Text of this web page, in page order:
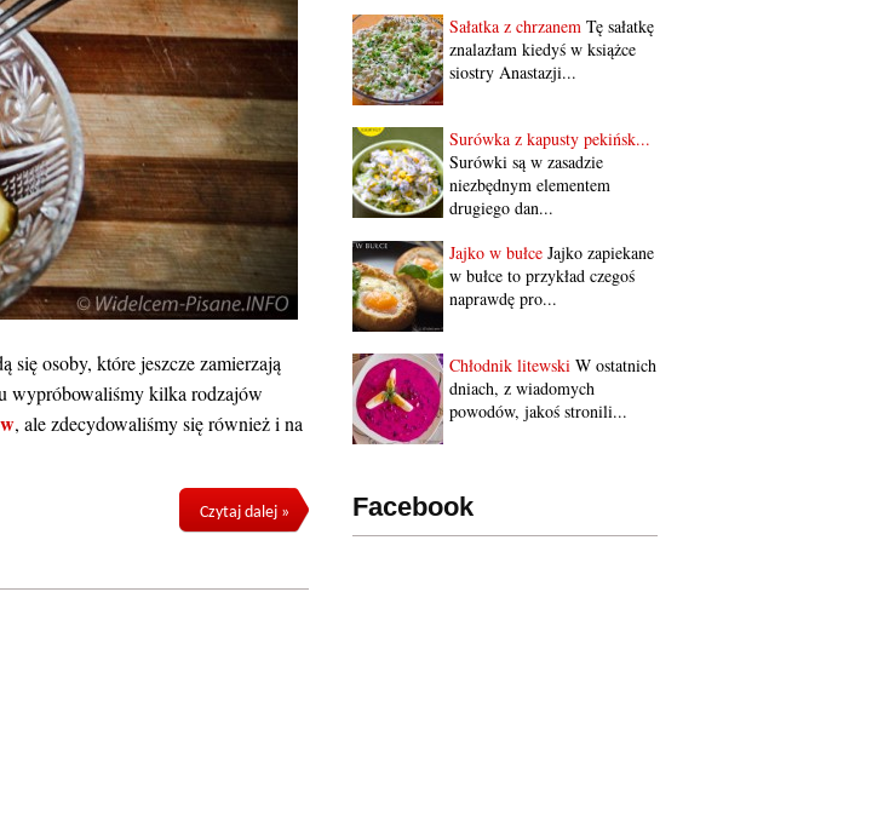
Sałatka z chrzanem Tę sałatkę
znalazłam kiedyś w książce
siostry Anastazji...
Surówka z kapusty pekińsk...
Surówki są w zasadzie
niezbędnym elementem
drugiego dan...
Jajko w bułce Jajko zapiekane
w bułce to przykład czegoś
naprawdę pro...
Chłodnik litewski W ostatnich
dniach, z wiadomych
powodów, jakoś stronili...
Facebook
osoby, które jeszcze zamierzają
wypróbowaliśmy kilka rodzajów
, ale zdecydowaliśmy się również i na
Czytaj dalej »